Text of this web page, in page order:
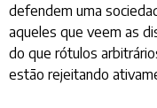
defendem uma
aqueles que veem as
do que rótulos
estão rejeitando